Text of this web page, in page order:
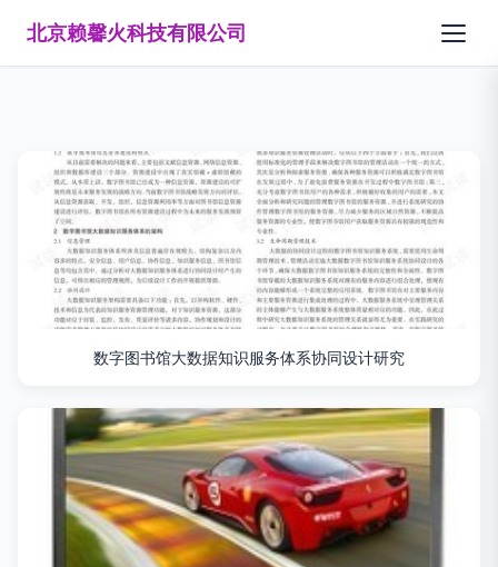
北京赖馨火科技有限公司
数字图书馆大数据知识服务体系协同设计研究